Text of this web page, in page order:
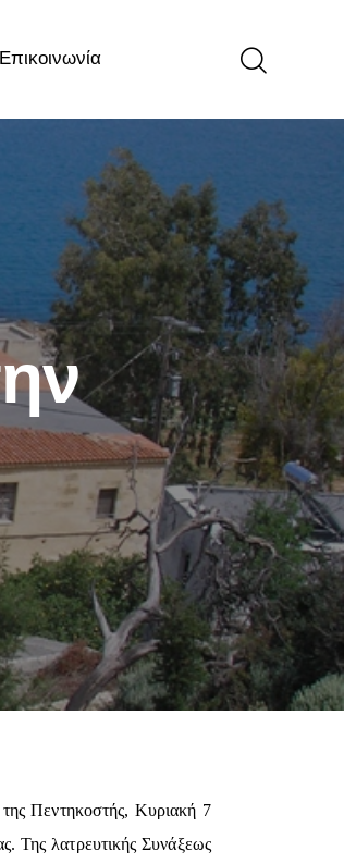
Επικοινωνία
Πεντηκοστής, Κυριακή 7
Της λατρευτικής Συνάξεως